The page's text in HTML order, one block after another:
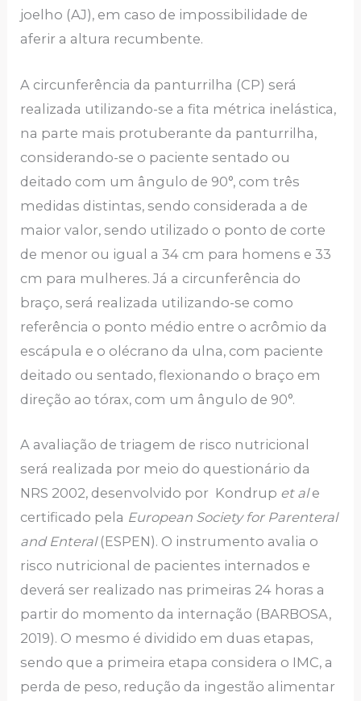
joelho (AJ), em caso de impossibilidade de
aferir a altura recumbente.
A circunferência da panturrilha (CP) será
realizada utilizando-se a fita métrica inelástica,
na parte mais protuberante da panturrilha,
considerando-se o paciente sentado ou
deitado com um ângulo de 90°, com três
medidas distintas, sendo considerada a de
maior valor, sendo utilizado o ponto de corte
de menor ou igual a 34 cm para homens e 33
cm para mulheres. Já a circunferência do
braço, será realizada utilizando-se como
referência o ponto médio entre o acrômio da
escápula e o olécrano da ulna, com paciente
deitado ou sentado, flexionando o braço em
direção ao tórax, com um ângulo de 90°.
A avaliação de triagem de risco nutricional
será realizada por meio do questionário da
NRS 2002, desenvolvido por Kondrup et ale
certificado pela European Society for Parenteral
and Enteral(ESPEN). O instrumento avalia o
risco nutricional de pacientes internados e
deverá ser realizado nas primeiras 24 horas a
partir do momento da internação (BARBOSA,
2019). O mesmo é dividido em duas etapas,
sendo que a primeira etapa considera o IMC, a
perda de peso, redução da ingestão alimentar